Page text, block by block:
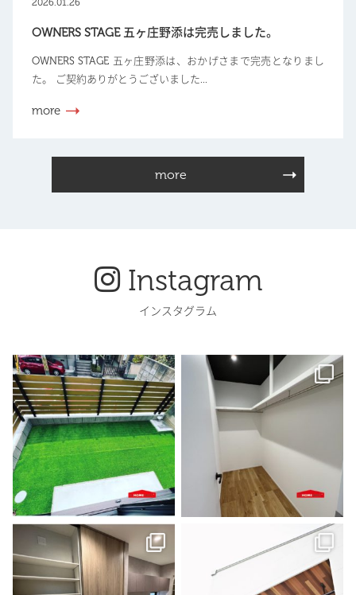
2026.01.26
OWNERS STAGE 五ヶ庄野添は完売しました。
OWNERS STAGE 五ヶ庄野添は、おかげさまで完売となりまし
た。 ご契約ありがとうございました...
more
more
Instagram
インスタグラム